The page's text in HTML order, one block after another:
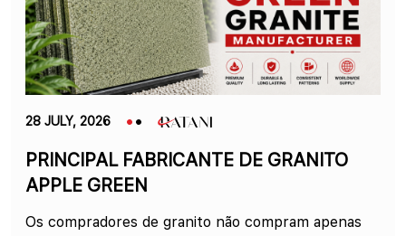
28 JULY, 2026
PRINCIPAL FABRICANTE DE GRANITO
APPLE GREEN
Os compradores de granito não compram apenas